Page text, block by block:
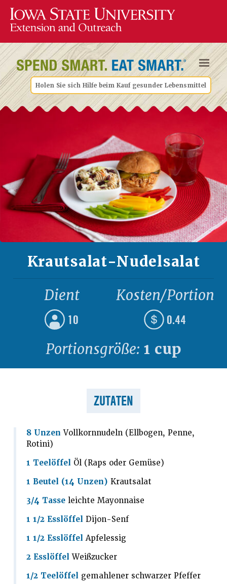
Holen Sie sich Hilfe beim Kauf gesunder Lebensmittel
Krautsalat-Nudelsalat
Dient
10
Kosten/Portion
0.44
Portionsgröße: 1 cup
ZUTATEN
8 Unzen Vollkornnudeln (Ellbogen, Penne,
Rotini)
1 Teelöffel Öl (Raps oder Gemüse)
1 Beutel (14 Unzen) Krautsalat
3/4 Tasse leichte Mayonnaise
1 1/2 Esslöffel Dijon-Senf
1 1/2 Esslöffel Apfelessig
2 Esslöffel Weißzucker
1/2 Teelöffel gemahlener schwarzer Pfeffer